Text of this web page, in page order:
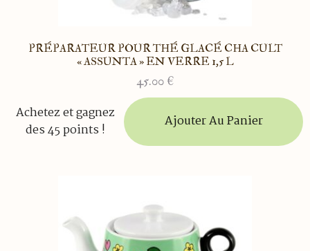
PRÉPARATEUR POUR THÉ GLACÉ CHA CULT
« ASSUNTA » EN VERRE 1,5 L
45.00 €
Achetez et gagnez
des 45 points !
Ajouter Au Panier